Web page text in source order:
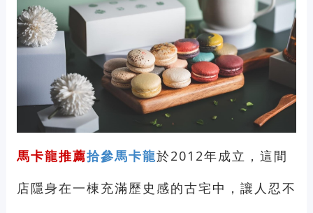
馬卡龍推薦拾參馬卡龍於2012年成立，這間
店隱身在一棟充滿歷史感的古宅中，讓人忍不